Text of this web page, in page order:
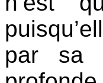
par sa